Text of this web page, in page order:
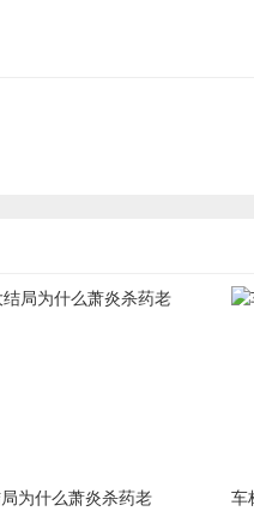
为什么萧炎杀药老 车